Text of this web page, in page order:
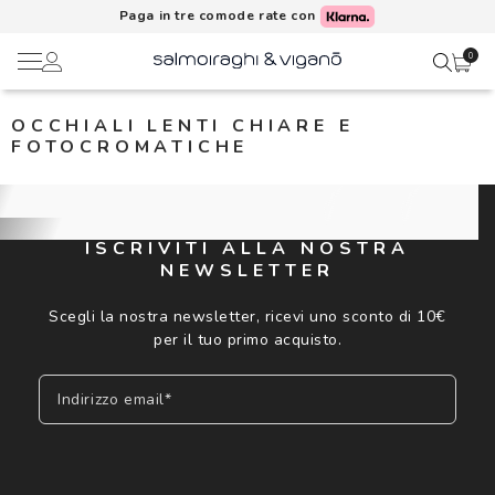
Paga in tre comode rate con
0
Lenti a contatto
Occhiali da sole
AI Glasses
Brand
Ciao,
Rubrica indirizzi
Metodi di pagamento
I miei ordini
OCCHIALI LENTI CHIARE E
FOTOCROMATICHE
ISCRIVITI ALLA NOSTRA
NEWSLETTER
Scegli la nostra newsletter, ricevi uno sconto di 10€
per il tuo primo acquisto.
Indirizzo email*